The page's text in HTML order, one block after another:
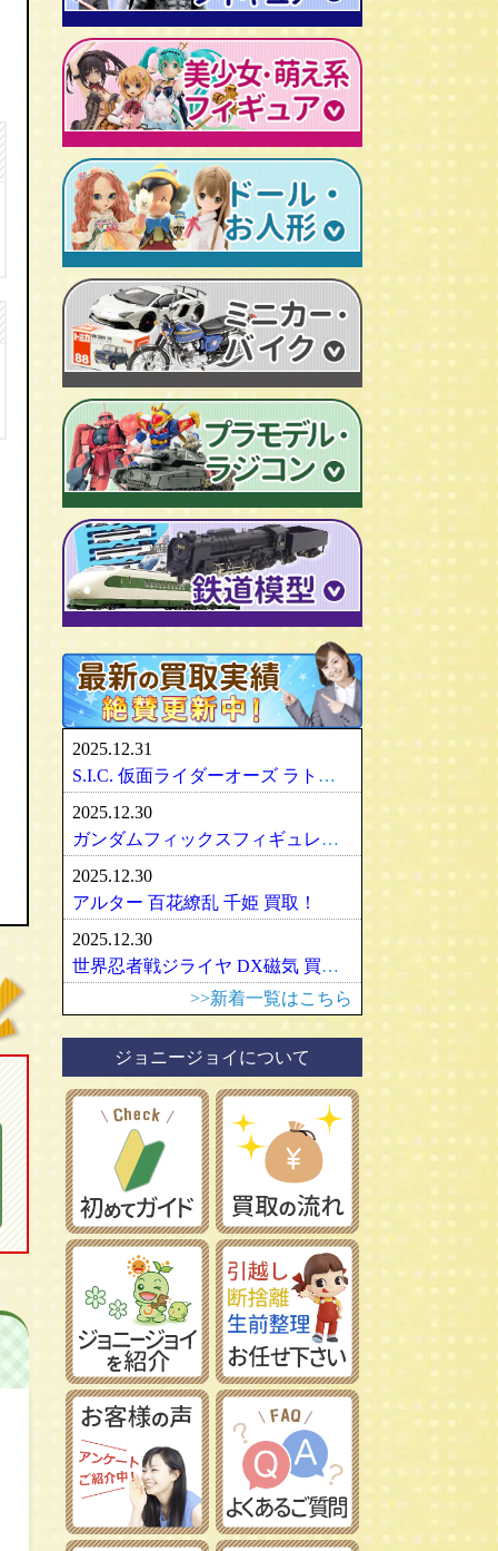
昭和レトロなミニカー
ミクロマン
レトロプラモデル
旧トランスフォーマー
ビンテージ セルロイド人形
仮面ライダーカード
マルサン/MARUSAN
ブルマァク/BULLMARK
ポピー/POPY
旧タカラ/TAKARA
旧バンダイ/BANDAI
タカトクトイス/T.T
中嶋製作所
ヨネザワ/米澤玩具
北斗の拳
ルパン三世
鉄人28号
新世紀エヴァンゲリオン
AKIRA/アキラ
ドラゴンクエスト
ファイナルファンタジー/FF
P.O.P
RAH
CCP キン肉マン
超像可動
聖闘士聖衣神話
Figuarts/フィギュアーツ
ワールドコレクタブル
プレイモービル
ゴジラ
人造人間キカイダー
牙狼-GARO
機動戦士ガンダム
マジンガーＺ
ゲッターロボ
トランスフォーマー
マクロス
メタルヒーローシリーズ
スーパー戦隊
超合金魂
ROBOT魂
RAH
マスターピース
M1号
S.H.モンスターアーツ
ULTRA-ACT
SDX
スターウォーズ
プレデター/PREDATOR
エイリアン/ALIEN
ターミネーター
ロボコップ
バットマン
グレムリン
バイオハザード
ディズニー
リビングデッドドールズ/LDD
ホットトイズ/HOT TOYS
サイドショウ/SIDE SHOW
パリセイズ/PALISADES
メズコ/MEZCO
プレイアーツ/PLAY ARTS
RAH
VCD
セーラームーン
魔法少女まどか☆マギカ
フェイト/Fate
武装神姫
魔法少女リリカルなのは
艦隊これくしょん -艦これ-
けいおん！
すーぱーそに子
一騎当千
東方Project
涼宮ハルヒの憂鬱
化物語・偽物語
百花繚乱
アルター/ALTER
グッドスマイルカンパニー
壽屋/コトブキヤ
グリフォンエンタープライズ
フリーイング/FREEing
やまと/YAMATO
ダイキ工業/DAIKI
ブライス/Blythe
スーパードルフィー/ドルフィードリーム
アゾンドール/AZONE
モモコ/momoko
ハイブリッドアクティブ/HAF
えっくす☆きゅーと
ピュアニーモ
リカちゃん
バービー
シルバニアファミリー
マドレーヌちゃん
ベアブリック・BE＠RBRICK
メディコムトイ
セキグチ
ペットワークス/PetWORKs
やまと/YAMATO
ママチャップトイ
オビツドール/OBITSU
トミカ/TOMICA
エブロ/EBBRO
ミニチャンプス
hpiレーシング
ノレブ/NOREV
ダイヤペット/Diapet
アオシマ / DISM
ブラーゴ/Bburago
ヘルパ/herpa
大盛屋 ミクロペット
イクソ/IXO
ﾋﾞｰﾋﾞｰｱｰﾙ/BBR
アメリカ車
イタリア車
フランス車
ガンダム/GUNDAM
アーマード・コア
スーパーロボット大戦
魔神英雄伝ワタル
車・バイク
戦車・軍用機・軍艦
旅客機/飛行機
船・ボート
建築物
デコトラ
ミニ四駆
タミヤ/田宮模型
ハセガワ/長谷川製作所
フジミ模型/FUJIMI
アオシマ/青島文化教材社
イマイ/IMAI /今井科学
コトブキヤ/壽屋
イタレリ/ITALERI
レベル/Revell
カトー/KATO
トミックス/TOMIX
ﾏｲｸﾛｴｰｽ/MICRO ACE
ｸﾞﾘｰﾝﾏｯｸｽ/GREENMAX
ワールド工芸
Bトレインショーティー
モデモ/MODEMO
エンドウ/TER
ピノチオ模型
鉄道模型社
レーマン/LGB
Ｎゲージ
ＨＯゲージ
Ｚゲージ
車両パーツ
ストラクチャー
Ｇゲージ
Ｏゲージ
2025.12.31
S.I.C. 仮面ライダーオーズ ラトラーターコンボ買取
2025.12.30
ガンダムフィックスフィギュレーション GFF おまとめ買取！
2025.12.30
アルター 百花繚乱 千姫 買取！
2025.12.30
世界忍者戦ジライヤ DX磁気 買取！
>>新着一覧はこちら
ジョニージョイについて